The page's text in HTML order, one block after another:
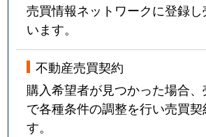
売買情報ネットワークに登録
います。
不動産売買契約
購入希望者が見つかった場合
で各種条件の調整を行い売買契
す。